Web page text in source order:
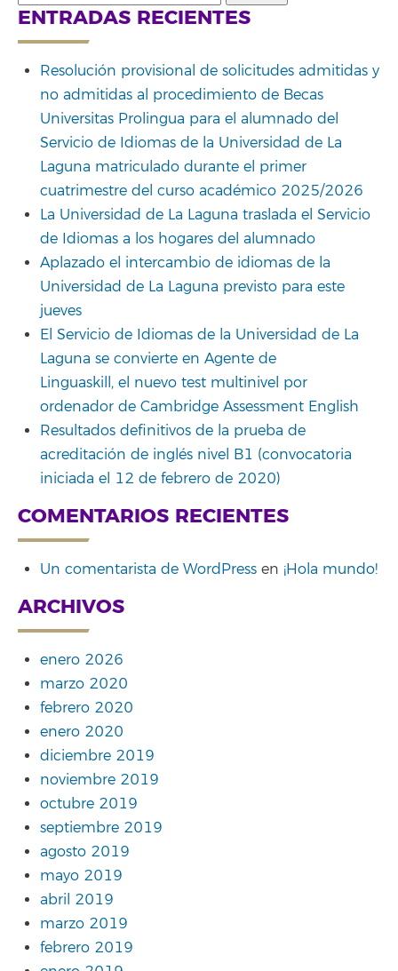
for:
ENTRADAS RECIENTES
Resolución provisional de solicitudes admitidas y
no admitidas al procedimiento de Becas
Universitas Prolingua para el alumnado del
Servicio de Idiomas de la Universidad de La
Laguna matriculado durante el primer
cuatrimestre del curso académico 2025/2026
La Universidad de La Laguna traslada el Servicio
de Idiomas a los hogares del alumnado
Aplazado el intercambio de idiomas de la
Universidad de La Laguna previsto para este
jueves
El Servicio de Idiomas de la Universidad de La
Laguna se convierte en Agente de
Linguaskill, el nuevo test multinivel por
ordenador de Cambridge Assessment English
Resultados definitivos de la prueba de
acreditación de inglés nivel B1 (convocatoria
iniciada el 12 de febrero de 2020)
COMENTARIOS RECIENTES
Un comentarista de WordPress en ¡Hola mundo!
ARCHIVOS
enero 2026
marzo 2020
febrero 2020
enero 2020
diciembre 2019
noviembre 2019
octubre 2019
septiembre 2019
agosto 2019
mayo 2019
abril 2019
marzo 2019
febrero 2019